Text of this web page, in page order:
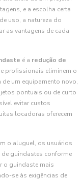
e a escolha certa
uso, a natureza do
as vantagens de cada
é a redução de
profissionais eliminem o
um equipamento novo,
pontuais ou de curto
evitar custos
locadoras oferecem
o aluguel, os usuários
guindastes conforme
o guindaste mais
se às exigências de